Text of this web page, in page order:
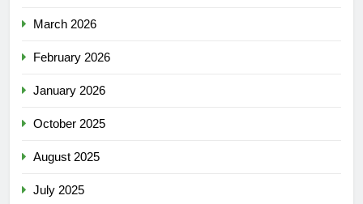
March 2026
February 2026
January 2026
October 2025
August 2025
July 2025